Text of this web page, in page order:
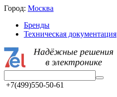
Город: Москва
Бренды
Техническая документация
+7(499)550-50-61